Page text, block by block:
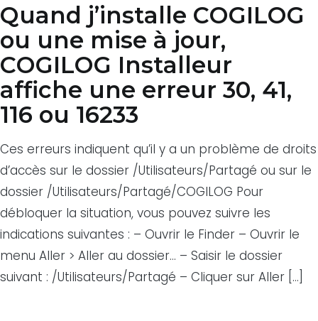
Quand j’installe COGILOG
ou une mise à jour,
COGILOG Installeur
affiche une erreur 30, 41,
116 ou 16233
Ces erreurs indiquent qu’il y a un problème de droits
d’accès sur le dossier /Utilisateurs/Partagé ou sur le
dossier /Utilisateurs/Partagé/COGILOG Pour
débloquer la situation, vous pouvez suivre les
indications suivantes : – Ouvrir le Finder – Ouvrir le
menu Aller > Aller au dossier… – Saisir le dossier
suivant : /Utilisateurs/Partagé – Cliquer sur Aller […]